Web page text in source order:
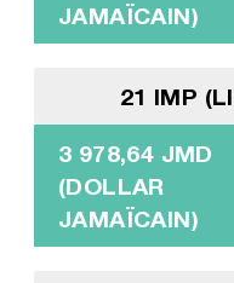
JAMAÏCAIN)
21 IMP
3 978,64 JMD
(DOLLAR
JAMAÏCAIN)